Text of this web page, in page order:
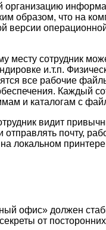
образом, что на
версии
месту сотрудник
и.т.п.
все рабочие
Каждый
и каталогам с
видит
почту,
локальном
офис» должен
от посторонних